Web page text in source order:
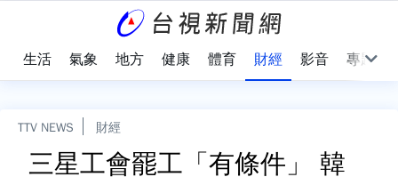
生活 氣象 地方 健康 體育 財經 影音 專題
TTV NEWS 財經
三星工會罷工「有條件」 韓